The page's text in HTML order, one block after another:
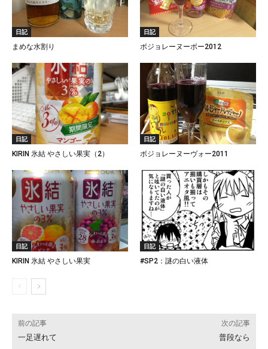
日記
まめな水割り
日記
ボジョレーヌーボー2012
日記
KIRIN 氷結 やさしい果実（2）
日記
ボジョレーヌーヴォー2011
日記
KIRIN 氷結 やさしい果実
日記
#SP2：謎の白い液体
前の記事
一足遅れて
次の記事
普段なら